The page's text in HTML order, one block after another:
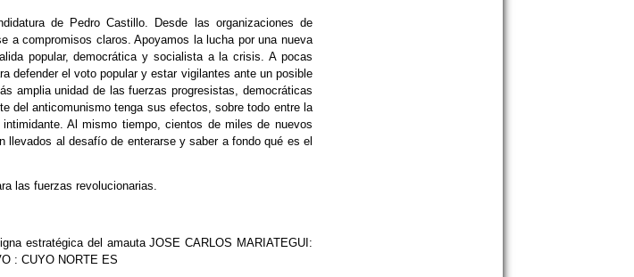
de Pedro Castillo. Desde las organizaciones de
a compromisos claros. Apoyamos la lucha por una nueva
popular, democrática y socialista a la crisis. A pocas
defender el voto popular y estar vigilantes ante un posible
amplia unidad de las fuerzas progresistas, democráticas
del anticomunismo tenga sus efectos, sobre todo entre la
Al mismo tiempo, cientos de miles de nuevos
llevados al desafío de enterarse y saber a fondo qué es el
las fuerzas revolucionarias.
estratégica del amauta JOSE CARLOS MARIATEGUI:
: CUYO NORTE ES